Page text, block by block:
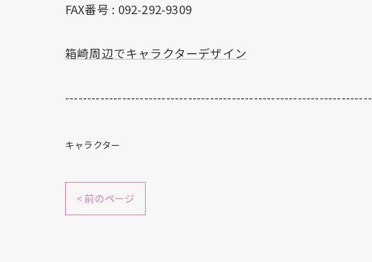
FAX番号 : 092-292-9309
箱崎周辺でキャラクターデザイン
----------------------------------------------------------------------
キャラクター
< 前のページ